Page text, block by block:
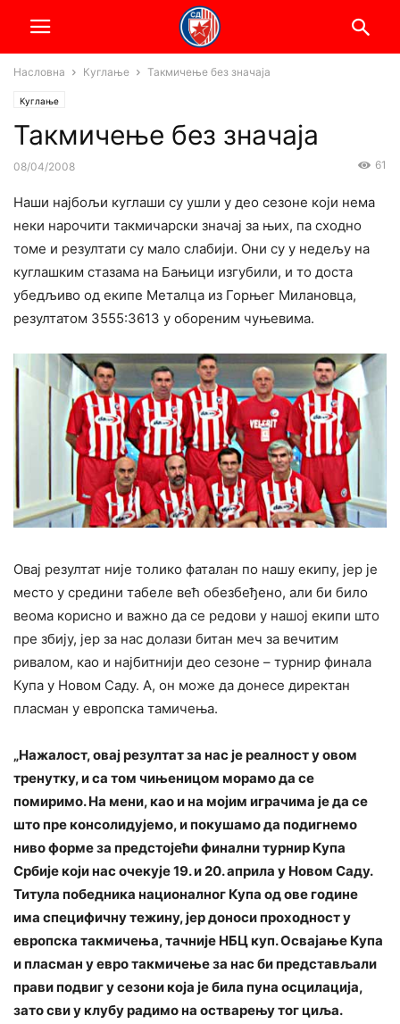
Насловна Куглање Такмичење без значаја
Куглање
Такмичење без значаја
08/04/2008 61
Наши најбољи куглаши су ушли у део сезоне који нема
неки нарочити такмичарски значај за њих, па сходно
томе и резултати су мало слабији. Они су у недељу на
куглашким стазама на Бањици изгубили, и то доста
убедљиво од екипе Металца из Горњег Милановца,
резултатом 3555:3613 у обореним чуњевима.
Овај резултат није толико фаталан по нашу екипу, јер је
место у средини табеле већ обезбеђено, али би било
веома корисно и важно да се редови у нашој екипи што
пре збију, јер за нас долази битан меч за вечитим
ривалом, као и најбитнији део сезоне – турнир финала
Купа у Новом Саду. А, он може да донесе директан
пласман у европска тамичења.
„Нажалост, овај резултат за нас је реалност у овом
тренутку, и са том чињеницом морамо да се
помиримо. На мени, као и на мојим играчима је да се
што пре консолидујемо, и покушамо да подигнемо
ниво форме за предстојећи финални турнир Купа
Србије који нас очекује 19. и 20. априла у Новом Саду.
Титула победника националног Купа од ове године
има специфичну тежину, јер доноси проходност у
европска такмичења, тачније НБЦ куп. Освајање Купа
и пласман у евро такмичење за нас би представљали
прави подвиг у сезони која је била пуна осцилација,
зато сви у клубу радимо на остварењу тог циља.